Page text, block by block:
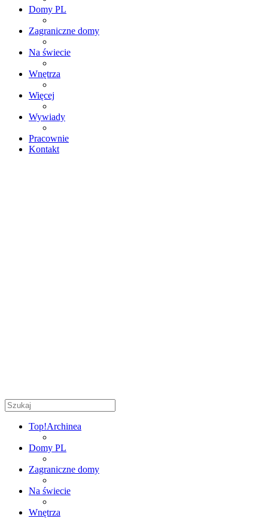
Domy PL
Zagraniczne domy
Na świecie
Wnętrza
Więcej
Wywiady
Pracownie
Kontakt
Top!Archinea
Domy PL
Zagraniczne domy
Na świecie
Wnętrza